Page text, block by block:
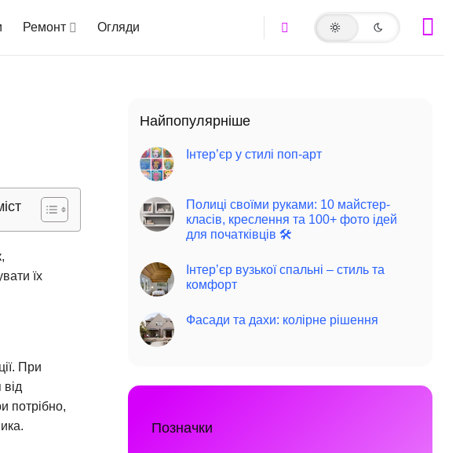
Ремонт Огляди
їх
При
потрібно,
Найпопулярніше
Інтер’єр у стилі поп-арт
Полиці своїми руками: 10 майстер-
класів, креслення та 100+ фото ідей
для початківців 🛠️
Інтер’єр вузької спальні – стиль та
комфорт
Фасади та дахи: колірне рішення
Позначки